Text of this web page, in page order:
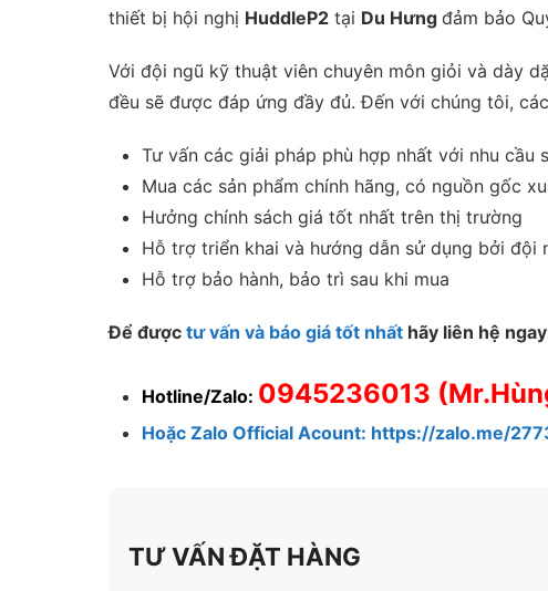
thiết bị hội nghị HuddleP2 tại Du Hưng đảm bảo
Với đội ngũ kỹ thuật viên chuyên môn giỏi và dày
đều sẽ được đáp ứng đầy đủ. Đến với chúng tôi,
Tư vấn các giải pháp phù hợp nhất với nhu cầu
Mua các sản phẩm chính hãng, có nguồn gốc
Hưởng chính sách giá tốt nhất trên thị trường
Hỗ trợ triển khai và hướng dẫn sử dụng bởi đội
Hỗ trợ bảo hành, bảo trì sau khi mua
Để được tư vấn và báo giá tốt nhất hãy liên hệ
Hotline/Zalo: 0945236013
Hoặc Zalo Official Acount: https://zalo.me/
TƯ VẤN ĐẶT HÀNG